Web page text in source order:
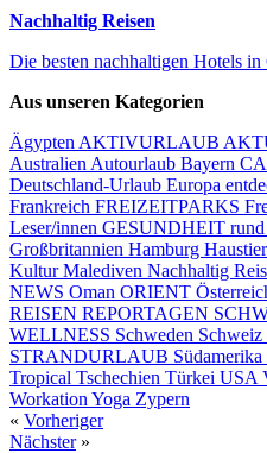
Nachhaltig Reisen
Die besten nachhaltigen Hotels
Aus unseren Kategorien
Ägypten AKTIVURLAUB
Australien Autourlaub Bayern
Deutschland-Urlaub Europa
Frankreich FREIZEITPARKS
Leser/innen GESUNDHEIT rund
Großbritannien Hamburg Haustier
KulturMalediven Nachhaltig
NEWS Oman ORIENT
REISEN REPORTAGEN
WELLNESS Schweden Schweiz
STRANDURLAUB Südamerika
Tropical Tschechien Türkei USA
Workation Yoga Zypern
« Vorheriger
Nächster»